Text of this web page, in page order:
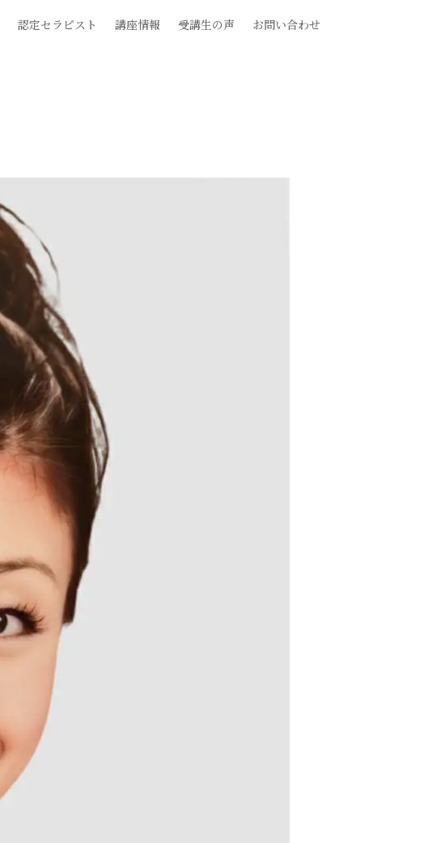
認定セラピスト 講座情報 受講生の声 お問い合わせ